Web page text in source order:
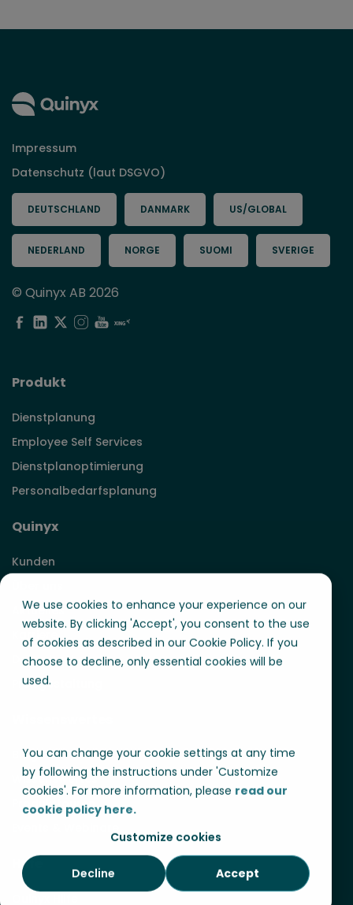
We use cookies to enhance your experience on our
website. By clicking 'Accept', you consent to the use
of cookies as described in our Cookie Policy. If you
choose to decline, only essential cookies will be
used.
You can change your cookie settings at any time
by following the instructions under 'Customize
cookies'. For more information, please read our
cookie policy here.
Customize cookies
Accept
Decline
Impressum
Datenschutz (laut DSGVO)
DEUTSCHLAND DANMARK US/GLOBAL
NEDERLAND NORGE SUOMI SVERIGE
© Quinyx AB 2026
Produkt
Dienstplanung
Employee Self Services
Dienstplanoptimierung
Personalbedarfsplanung
Quinyx
Kunden
Aktuelles
Karriere
Demo buchen
Preisgestaltung
Blog
Wissenswertes
Produkttouren
Hilfe